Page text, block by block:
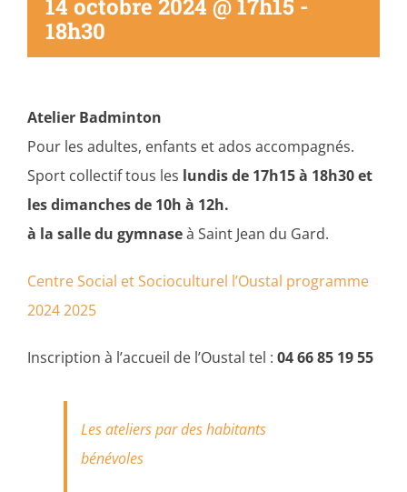
14 octobre 2024 @ 17h15 -
18h30
Atelier Badminton
Pour les adultes, enfants et ados accompagnés.
Sport collectif tous les lundis de 17h15 à 18h30 et
les dimanches de 10h à 12h.
à la salle du gymnaseà Saint Jean du Gard.
Centre Social et Socioculturel l’Oustal programme
2024 2025
Inscription à l’accueil de l’Oustal tel : 04 66 85 19 55
Les ateliers par des habitants
bénévoles